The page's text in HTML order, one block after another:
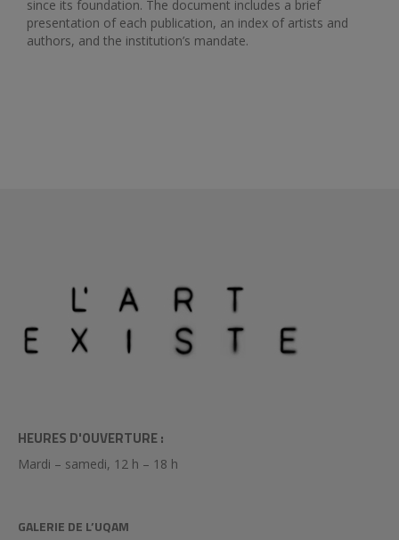
since its foundation. The document includes a brief
presentation of each publication, an index of artists and
authors, and the institution’s mandate.
HEURES D'OUVERTURE :
Mardi – samedi, 12 h – 18 h
GALERIE DE L’UQAM